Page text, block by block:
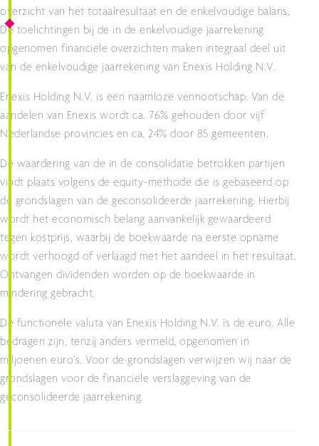
overzicht van het totaalresultaat en de enkelvoudige balans.
De toelichtingen bij de in de enkelvoudige jaarrekening
opgenomen financiële overzichten maken integraal deel uit
van de enkelvoudige jaarrekening van Enexis Holding N.V.
Enexis Holding N.V. is een naamloze vennootschap. Van de
aandelen van Enexis wordt ca. 76% gehouden door vijf
Nederlandse provincies en ca. 24% door 85 gemeenten.
De waardering van de in de consolidatie betrokken partijen
vindt plaats volgens de equity-methode die is gebaseerd op
de grondslagen van de geconsolideerde jaarrekening. Hierbij
wordt het economisch belang aanvankelijk gewaardeerd
tegen kostprijs, waarbij de boekwaarde na eerste opname
wordt verhoogd of verlaagd met het aandeel in het resultaat.
Ontvangen dividenden worden op de boekwaarde in
mindering gebracht.
De functionele valuta van Enexis Holding N.V. is de euro. Alle
bedragen zijn, tenzij anders vermeld, opgenomen in
miljoenen euro’s. Voor de grondslagen verwijzen wij naar de
grondslagen voor de financiële verslaggeving van de
geconsolideerde jaarrekening.